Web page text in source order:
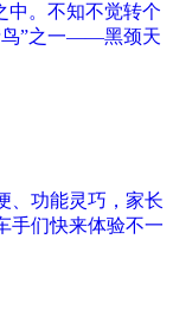
中。不知不觉转个
鸟”之一——黑颈天
、功能灵巧，家长
手们快来体验不一